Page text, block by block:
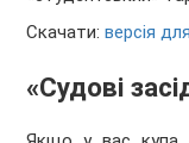
Скачати:версія
«Судові